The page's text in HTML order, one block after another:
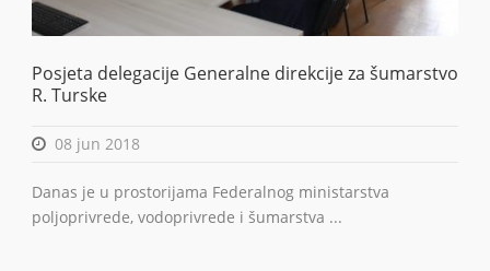
Posjeta delegacije Generalne direkcije za šumarstvo
R. Turske
08 jun 2018
Danas je u prostorijama Federalnog ministarstva
poljoprivrede, vodoprivrede i šumarstva ...